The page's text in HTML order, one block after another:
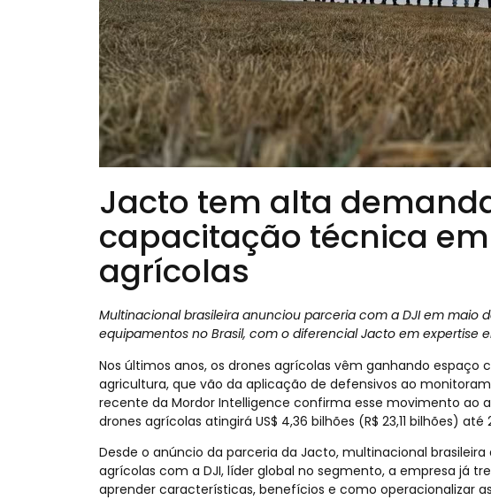
Jacto tem alta
capacitação técnica
agrícolas
Multinacional brasileira anunciou parceria com a DJI em maio
equipamentos no Brasil, com o diferencial Jacto em expertise
Nos últimos anos, os drones agrícolas vêm ganhando espaço
agricultura, que vão da aplicação de defensivos ao
recente da Mordor Intelligence confirma esse movimento ao
drones agrícolas atingirá US$ 4,36 bilhões (R$ 23,11 bilhões) até
Desde o anúncio da parceria da Jacto, multinacional
agrícolas com a DJI, líder global no segmento, a empresa já
aprender características, benefícios e como operacionalizar